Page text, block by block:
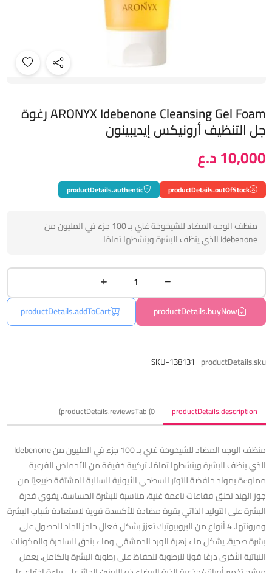
ARONYX Idebenone Cleansing Gel Foam رغوة
جل التنظيف أرونيكس إيديبينون
10,000 د.ع
productDetails.outOfStock
productDetails.authentic
منظف ​​الوجه المضاد للشيخوخة غني بـ 100 جزء في المليون من
Idebenone الذي ينظف البشرة وينشطها تمامًا
productDetails.buyNow
productDetails.addToCart
productDetails.sku
SKU-138131
productDetails.description
productDetails.reviewsTab (0)
منظف ​​الوجه المضاد للشيخوخة غني بـ 100 جزء في المليون من Idebenone
الذي ينظف البشرة وينشطها تمامًا. تركيبة خفيفة من الأحماض الفرعية
مملوءة بمواد خافضة للتوتر السطحي الأيونية السالبة المشتقة طبيعيًا من
جوز الهند تخلق فقاعات ناعمة غنية، مناسبة للبشرة الحساسة. يقوي قدرة
البشرة على التوليد الذاتي بقوة مضادة للأكسدة قوية لاستعادة شباب البشرة
ومرونتها. 4 أنواع من البروبيوتيك تعزز بشكل فعال حاجز الجلد للحصول على
بشرة صحية. يشكل ماء زهرة الورد الدمشقي وماء بندق الساحرة والمكونات
النباتية الأخرى درعًا قويًا للرطوبة للحفاظ على رطوبة البشرة بالكامل. يعمل